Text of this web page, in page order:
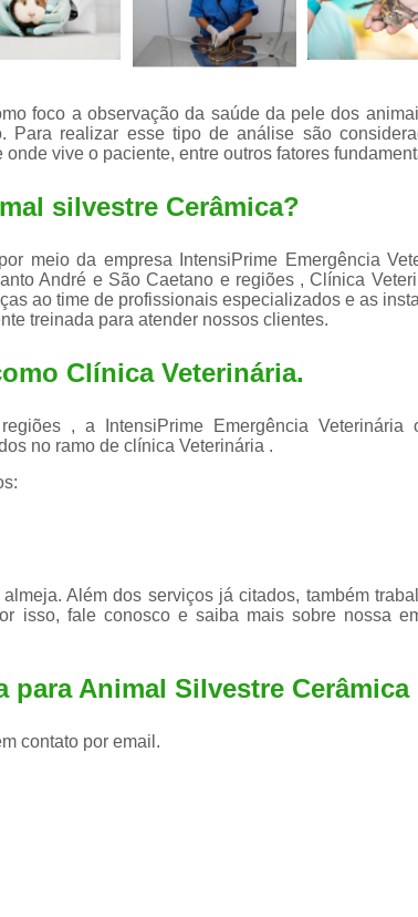
Consulta Médica Veterinária
Consulta
Consulta para Animais
Consulta para Silvestres
Exame de Endoscopia
Exame de Laboratório para
Exame de Raio X para
Exame de
Exame para Animais
Internação para Animais de
Limpeza de Tártaro Canina
Limpeza de Tártaro em
Limpeza Tártaro Santo André
foco a observação da saúde da pele dos
realizar esse tipo de análise são
vive o paciente, entre outros fatores
silvestre Cerâmica?
meio da empresa IntensiPrime Emergência
André e São Caetano e regiões , Clínica
ao time de profissionais especializados e as
treinada para atender nossos clientes.
Clínica Veterinária.
, a IntensiPrime Emergência Veterinária
no ramo de clínica Veterinária .
Além dos serviços já citados, também
isso, fale conosco e saiba mais sobre nossa
para Animal Silvestre Cerâmica
contato por email.